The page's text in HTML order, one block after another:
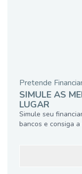
Pretende
SIMULE AS
LUGAR
Simule seu
bancos e consiga